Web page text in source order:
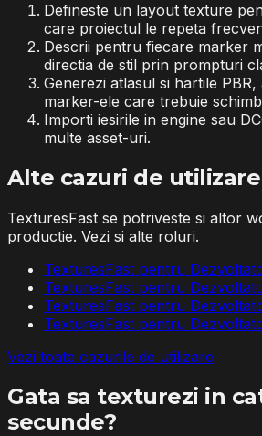
Defineste un layout texture
care proiectul le repeta
Descrii pentru fiecare marker
directia de stil prin prompturi
Generezi atlasul si hartile
marker-ele care trebuie
Importi iesirile in engine sau
multe asset-uri.
Alte cazuri de utilizare
TexturesFast se potriveste si altor
productie. Vezi si alte roluri.
TexturesFast pentru
TexturesFast pentru
TexturesFast pentru
TexturesFast pentru
Vezi toate cazurile de utilizare
Gata sa texturezi in
secunde?